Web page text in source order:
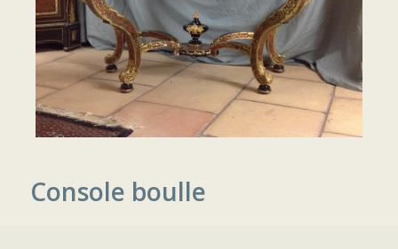
Console boulle